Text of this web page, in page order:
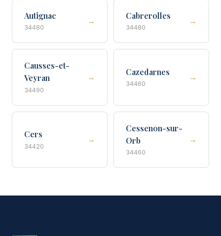
Autignac
34480
→
Cabrerolles
34480
→
Causses-et-
Veyran
34490
→
Cazedarnes
34460
→
Cers
34420
→
Cessenon-sur-
Orb
34460
→